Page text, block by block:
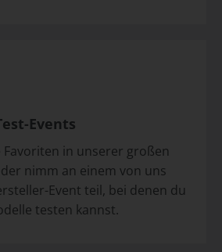
Events
Favoriten in unserer großen
nimm an einem von uns
Event teil, bei denen du
testen kannst.